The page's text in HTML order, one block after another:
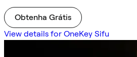
Obtenha Grátis
View details for OneKey Sifu